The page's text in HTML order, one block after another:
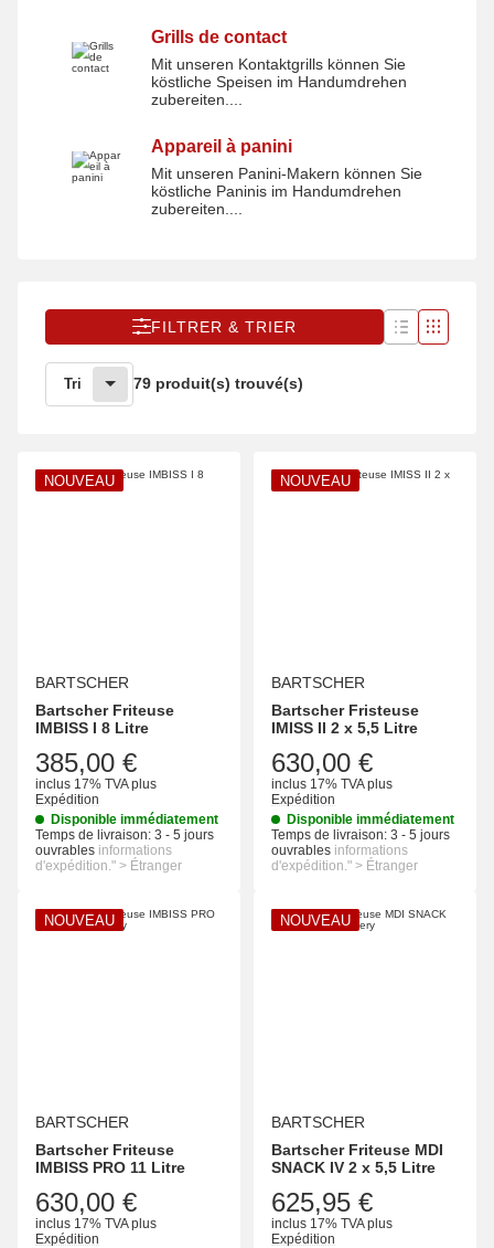
Grills de contact
Grills de contact
Mit unseren Kontaktgrills können Sie
köstliche Speisen im Handumdrehen
zubereiten....
Appareil à panini
Appareil à panini
Mit unseren Panini-Makern können Sie
köstliche Paninis im Handumdrehen
zubereiten....
FILTRER & TRIER
Tri 79 produit(s) trouvé(s)
NOUVEAU
BARTSCHER
Bartscher Friteuse
IMBISS I 8 Litre
385,00 €
inclus 17% TVAplus
Expédition
Disponible immédiatement
Temps de livraison: 3 - 5 jours
ouvrables informations
d'expédition." > Étranger
NOUVEAU
BARTSCHER
Bartscher Fristeuse
IMISS II 2 x 5,5 Litre
630,00 €
inclus 17% TVAplus
Expédition
Disponible immédiatement
Temps de livraison: 3 - 5 jours
ouvrables informations
d'expédition." > Étranger
NOUVEAU
BARTSCHER
Bartscher Friteuse
IMBISS PRO 11 Litre
630,00 €
inclus 17% TVAplus
Expédition
NOUVEAU
BARTSCHER
Bartscher Friteuse MDI
SNACK IV 2 x 5,5 Litre
625,95 €
inclus 17% TVAplus
Expédition